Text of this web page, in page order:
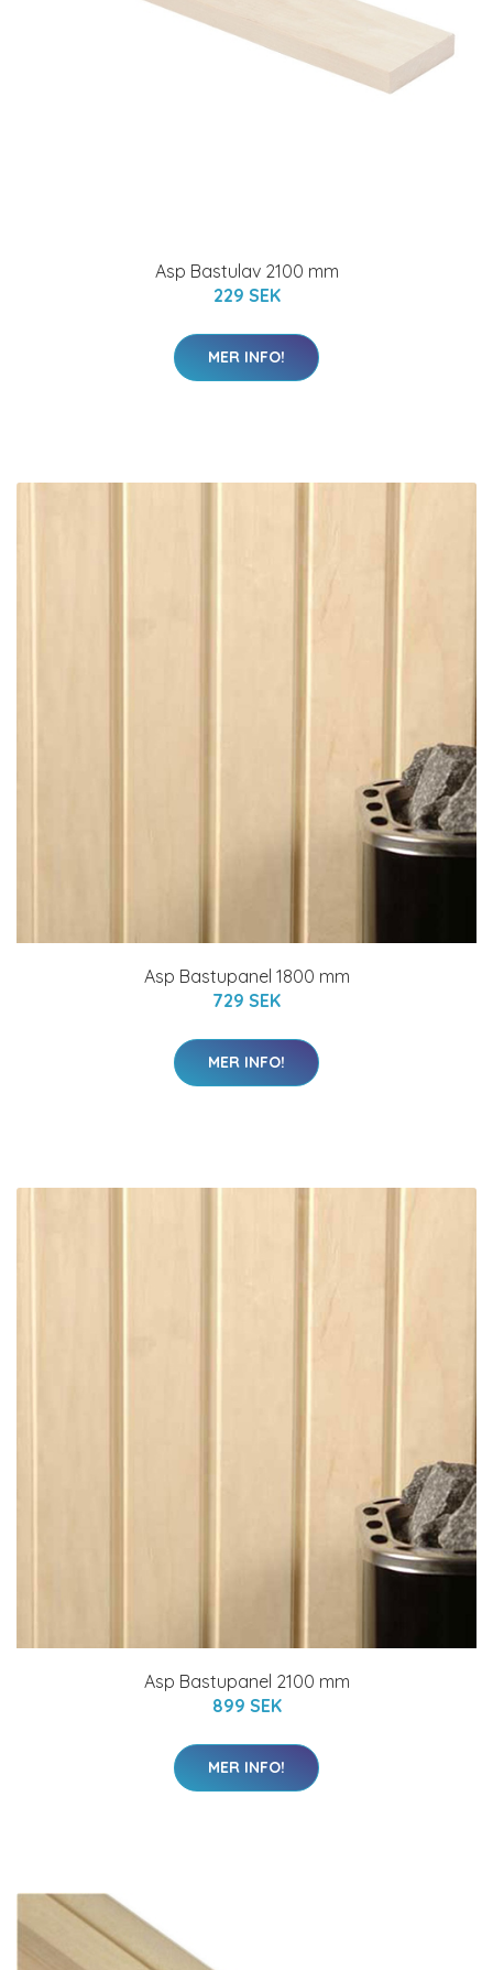
Asp Bastulav 2100 mm
229 SEK
MER INFO!
Asp Bastupanel 1800 mm
729 SEK
MER INFO!
Asp Bastupanel 2100 mm
899 SEK
MER INFO!